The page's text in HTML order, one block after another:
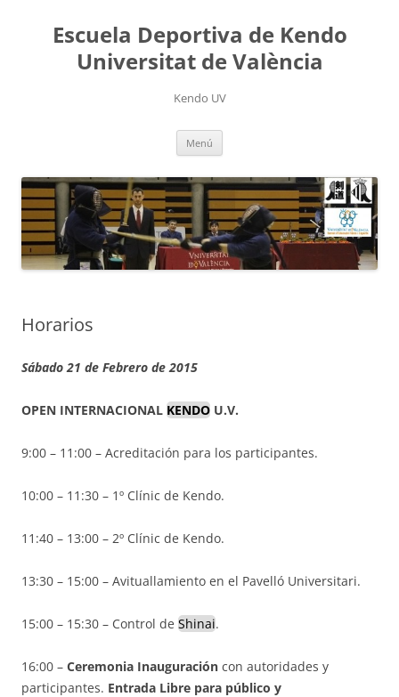
contenidoEscuela Deportiva de Kendo
Universitat de València
Kendo UV
Menú
Horarios
Sábado 21 de Febrero de 2015
OPEN INTERNACIONAL KENDO U.V.
9:00 – 11:00 – Acreditación para los participantes.
10:00 – 11:30 – 1º Clínic de Kendo.
11:40 – 13:00 – 2º Clínic de Kendo.
13:30 – 15:00 – Avituallamiento en el Pavelló Universitari.
15:00 – 15:30 – Control de Shinai.
16:00 – Ceremonia Inauguración con autoridades y
participantes. Entrada Libre para público y